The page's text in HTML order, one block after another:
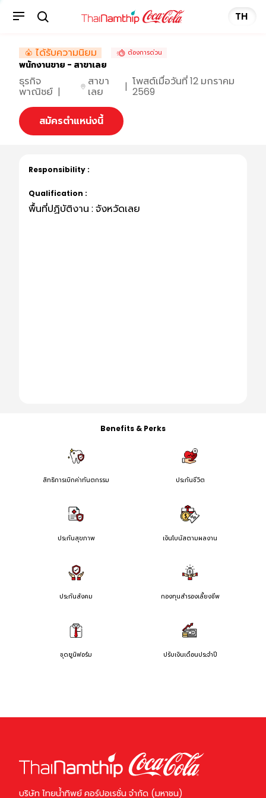
TH
พนักงานขาย - สาขาเลย
ได้รับความนิยม ต้องการด่วน
ธุรกิจ
พาณิชย์ |
สาขา
เลย | โพสต์เมื่อวันที่12 มกราคม
2569
สมัครตำแหน่งนี้
Responsibility :
Qualification :
พื้นที่ปฏิบัติงาน : จังหวัดเลย
Benefits & Perks
สิทธิการเบิกค่าทันตกรรม ประกันชีวิต
ประกันสุขภาพ เงินโบนัสตามผลงาน
ประกันสังคม กองทุนสำรองเลี้ยงชีพ
ชุดยูนิฟอร์ม ปรับเงินเดือนประจำปี
บริษัท ไทยน้ำทิพย์ คอร์ปอเรชั่น จำกัด (มหาชน)